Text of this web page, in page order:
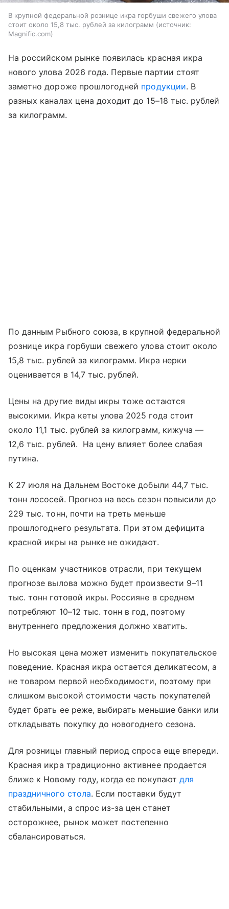
В крупной федеральной рознице икра горбуши свежего улова
стоит около 15,8 тыс. рублей за килограмм
источник:
Magnific.com
На российском рынке появилась красная икра
нового улова 2026 года. Первые партии стоят
заметно дороже прошлогодней продукции. В
разных каналах цена доходит до 15–18 тыс. рублей
за килограмм.
По данным Рыбного союза, в крупной федеральной
рознице икра горбуши свежего улова стоит около
15,8 тыс. рублей за килограмм. Икра нерки
оценивается в 14,7 тыс. рублей.
Цены на другие виды икры тоже остаются
высокими. Икра кеты улова 2025 года стоит
около 11,1 тыс. рублей за килограмм, кижуча —
12,6 тыс. рублей. На цену влияет более слабая
путина.
К 27 июля на Дальнем Востоке добыли 44,7 тыс.
тонн лососей. Прогноз на весь сезон повысили до
229 тыс. тонн, почти на треть меньше
прошлогоднего результата. При этом дефицита
красной икры на рынке не ожидают.
По оценкам участников отрасли, при текущем
прогнозе вылова можно будет произвести 9–11
тыс. тонн готовой икры. Россияне в среднем
потребляют 10–12 тыс. тонн в год, поэтому
внутреннего предложения должно хватить.
Но высокая цена может изменить покупательское
поведение. Красная икра остается деликатесом, а
не товаром первой необходимости, поэтому при
слишком высокой стоимости часть покупателей
будет брать ее реже, выбирать меньшие банки или
откладывать покупку до новогоднего сезона.
Для розницы главный период спроса еще впереди.
Красная икра традиционно активнее продается
ближе к Новому году, когда ее покупают для
праздничного стола. Если поставки будут
стабильными, а спрос из-за цен станет
осторожнее, рынок может постепенно
сбалансироваться.